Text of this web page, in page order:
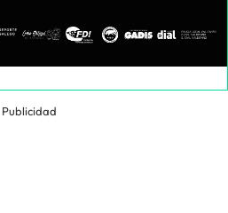
Publicidad